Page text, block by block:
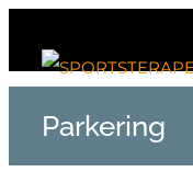
Parkering